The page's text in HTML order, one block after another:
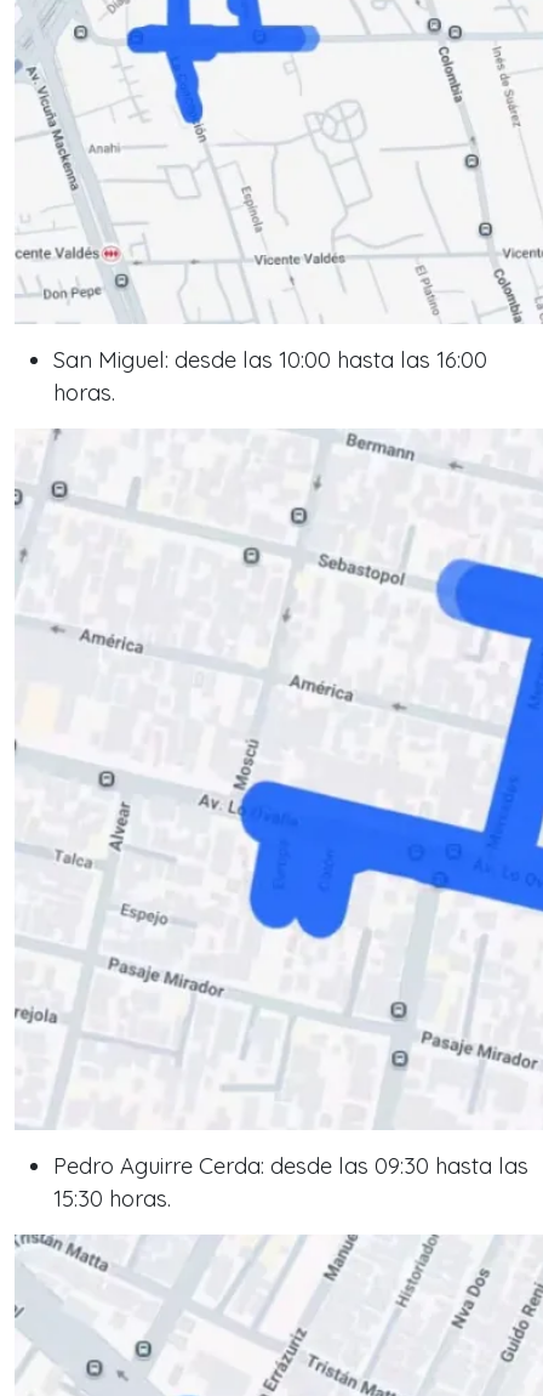
San Miguel: desde las 10:00 hasta las 16:00
horas.
Pedro Aguirre Cerda: desde las 09:30 hasta las
15:30 horas.